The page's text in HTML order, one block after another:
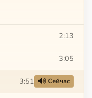
2:13
3:05
3:51 Сейчас